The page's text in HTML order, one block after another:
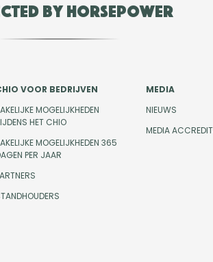
by Horsepower
VOOR BEDRIJVEN
MOGELIJKHEDEN
HET CHIO
MOGELIJKHEDEN 365
PER JAAR
MEDIA
NIEUWS
MEDIA